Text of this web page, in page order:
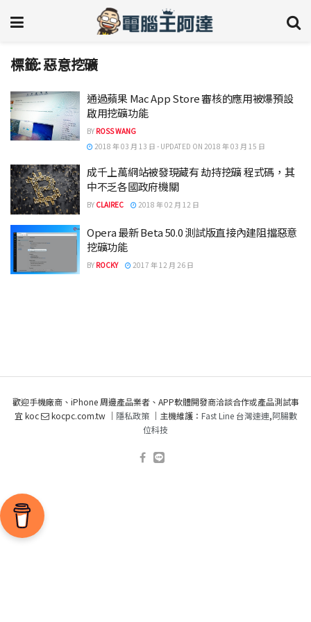
標籤:惡意挖礦
通過蘋果 Mac App Store 審核的應用被爆預設
啟用挖礦功能
BY ROSS WANG
2018 年 03 月 13 日 - UPDATED ON 2018 年 03 月 15 日
成千上萬網站被發現藏有 劫持挖礦 程式碼，其
中不乏各國政府機關
BY CLAIREC 2018 年 02 月 12 日
Opera 最新 Beta 50.0 測試版直接內建阻擋惡意
挖礦功能
BY ROCKY 2017 年 12 月 26 日
歡迎手機廠商、iPhone 周邊產品業者、APP軟體開發商洽談合作或產品測試事
宜 koc
kocpc.com.tw ｜ 隱私政策｜主機維護： Fast Line 台灣速連,阿腸數
位科技